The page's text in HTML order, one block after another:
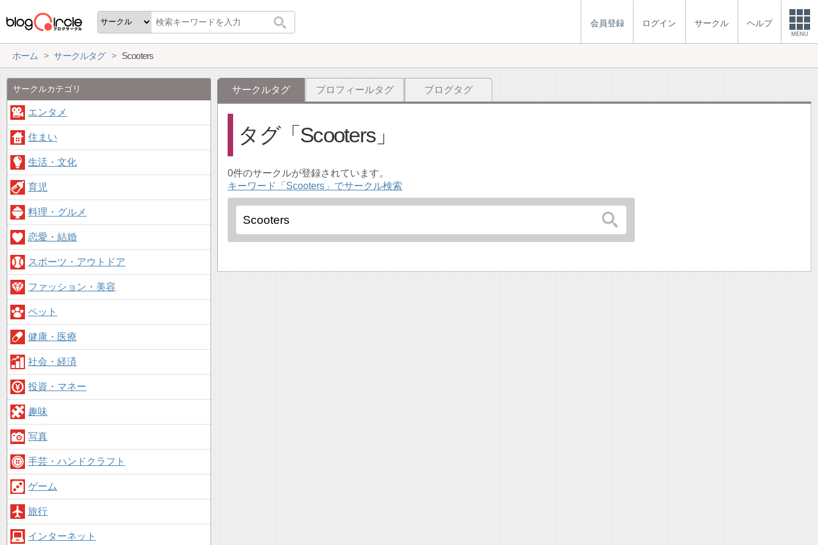
会員登録 ログイン サークル ヘルプ
MENU
ホーム サークルタグ Scooters
サークルタグ プロフィールタグ ブログタグ
タグ Scooters
0件のサークルが登録されています。
キーワード「Scooters」でサークル検索
サークルカテゴリ
エンタメ
住まい
生活・文化
育児
料理・グルメ
恋愛・結婚
スポーツ・アウトドア
ファッション・美容
ペット
健康・医療
社会・経済
投資・マネー
趣味
写真
手芸・ハンドクラフト
ゲーム
旅行
インターネット